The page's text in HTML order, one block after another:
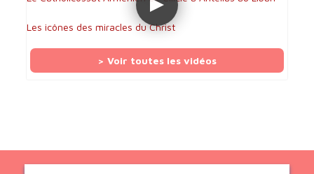
Les icônes des miracles du Christ
> Voir toutes les vidéos